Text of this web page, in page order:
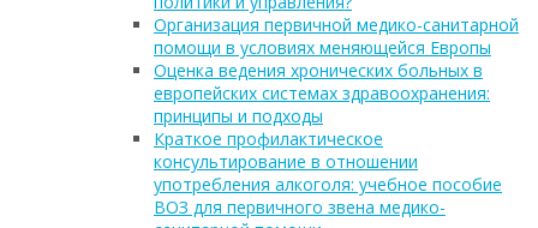
Организация первичной медико-санитарной
помощи в условиях меняющейся Европы
Оценка ведения хронических больных в
европейских системах здравоохранения:
принципы и подходы
Краткое профилактическое
консультирование в отношении
употребления алкоголя: учебное пособие
ВОЗ для первичного звена медико-